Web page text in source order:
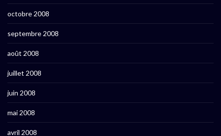
octobre 2008
septembre 2008
août 2008
juillet 2008
juin 2008
mai 2008
avril 2008